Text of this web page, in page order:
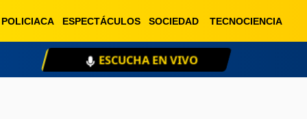
POLICIACA ESPECTÁCULOS SOCIEDAD TECNOCIENCIA
ESCUCHA EN VIVO